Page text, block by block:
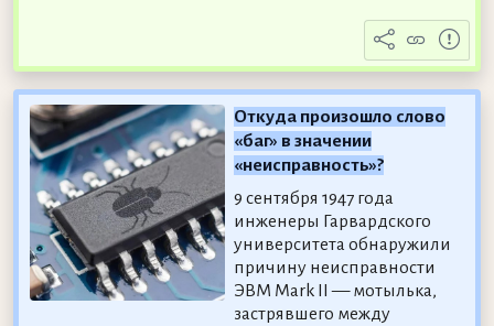
Откуда произошло слово
«баг» в значении
«неисправность»?
9 сентября 1947 года
инженеры Гарвардского
университета обнаружили
причину неисправности
ЭВМ Mark II — мотылька,
застрявшего между